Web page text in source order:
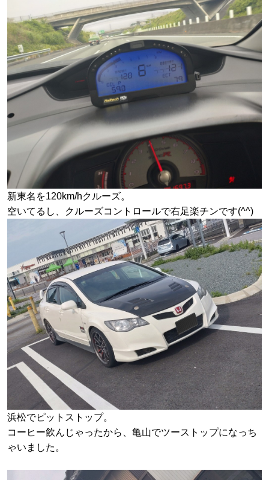
新東名を120km/hクルーズ。
空いてるし、クルーズコントロールで右足楽チンです(^^)
浜松でピットストップ。
コーヒー飲んじゃったから、亀山でツーストップになっち
ゃいました。